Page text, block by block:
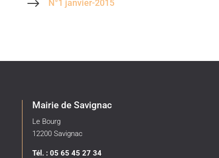
$ N°1 janvier-2015
Mairie de Savignac
Le Bourg
12200 Savignac
Tél. : 05 65 45 27 34